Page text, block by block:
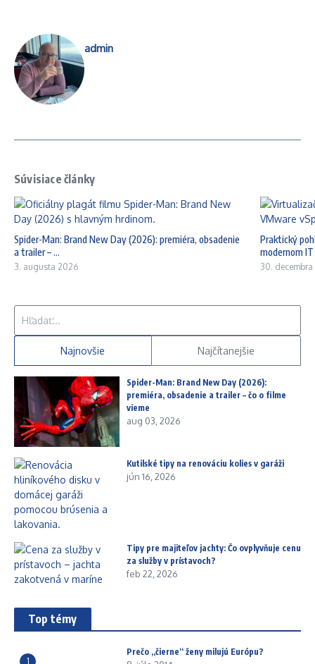
admin
Súvisiace články
Spider-Man: Brand New Day (2026): premiéra, obsadenie
a trailer – ...
3. augusta 2026
Praktický
modernom
30.
Najnovšie Najčítanejšie
Spider-Man: Brand New Day (2026):
premiéra, obsadenie a trailer – čo o filme
vieme
aug 03, 2026
Kutilské tipy na renováciu kolies v garáži
jún 16, 2026
Tipy pre majiteľov jachty: Čo ovplyvňuje cenu
za služby v prístavoch?
feb 22, 2026
Top témy
1
Prečo „čierne“ ženy milujú Európu?